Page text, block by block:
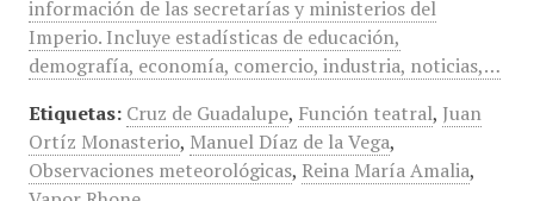
información de las secretarías y ministerios del
Imperio. Incluye estadísticas de educación,
demografía, economía, comercio, industria, noticias,…
Etiquetas: Cruz de Guadalupe, Función teatral, Juan
Ortíz Monasterio, Manuel Díaz de la Vega,
Observaciones meteorológicas, Reina María Amalia,